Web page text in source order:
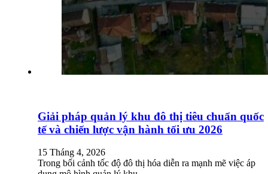
Giải pháp quản lý khu đô thị tiêu chuẩn quốc
tế và chiến lược vận hành tối ưu 2026
15 Tháng 4, 2026
Trong bối cảnh tốc độ đô thị hóa diễn ra mạnh mẽ việc áp